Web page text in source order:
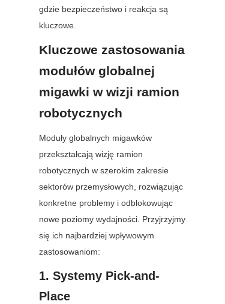
gdzie bezpieczeństwo i reakcja są
kluczowe.
Kluczowe zastosowania
modułów globalnej
migawki w wizji ramion
robotycznych
Moduły globalnych migawków
przekształcają wizję ramion
robotycznych w szerokim zakresie
sektorów przemysłowych, rozwiązując
konkretne problemy i odblokowując
nowe poziomy wydajności. Przyjrzyjmy
się ich najbardziej wpływowym
zastosowaniom:
1. Systemy Pick-and-
Place